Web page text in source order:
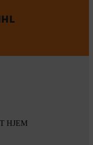
HJEM